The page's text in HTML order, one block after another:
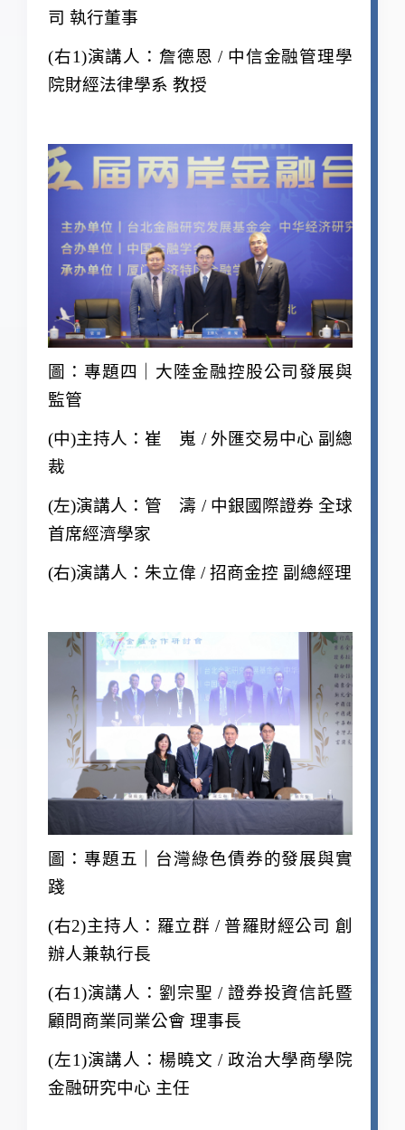
司 執行董事
(右1)演講人：詹德恩 / 中信金融管理學
院財經法律學系 教授
圖：專題四｜大陸金融控股公司發展與
監管
(中)主持人：崔 嵬 / 外匯交易中心 副總
裁
(左)演講人：管 濤 / 中銀國際證券 全球
首席經濟學家
(右)演講人：朱立偉 / 招商金控 副總經理
圖：專題五｜台灣綠色債券的發展與實
踐
(右2)主持人：羅立群 / 普羅財經公司 創
辦人兼執行長
(右1)演講人：劉宗聖 / 證券投資信託暨
顧問商業同業公會 理事長
(左1)演講人：楊曉文 / 政治大學商學院
金融研究中心 主任